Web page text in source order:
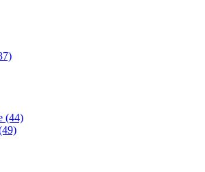
(44)